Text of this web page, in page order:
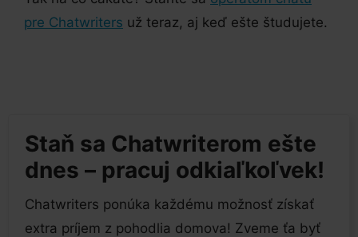
pre Chatwriters už teraz, aj keď ešte študujete.
Staň sa Chatwriterom ešte
dnes – pracuj odkiaľkoľvek!
Chatwriters ponúka každému možnosť získať
extra príjem z pohodlia domova! Zveme ťa byť